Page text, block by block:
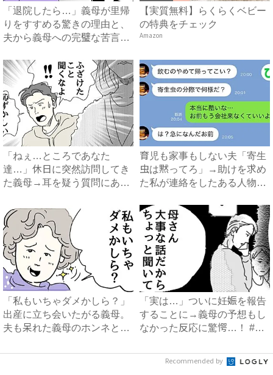
「退院したら…」義母が里帰
りをすすめる驚きの理由と、
夫から義母への完璧な苦言
【実質無料】らくらくベビー
の特典をチェック
Amazon
「ねぇ…ところであなた
達…」休日に突然訪問してき
た義母→耳を疑う質問にあ
育児も家事もしない夫「寄生
虫は黙ってろ」→助けを求め
た私が連絡をしたある人物と
「私もいちゃダメかしら？」
出産に立ち会いたがる義母。
夫も呆れた義母のホンネと
「実は…」ついに妊娠を報告
することに→義母の予想もし
なかった反応に驚愕…！ #
Recommended by